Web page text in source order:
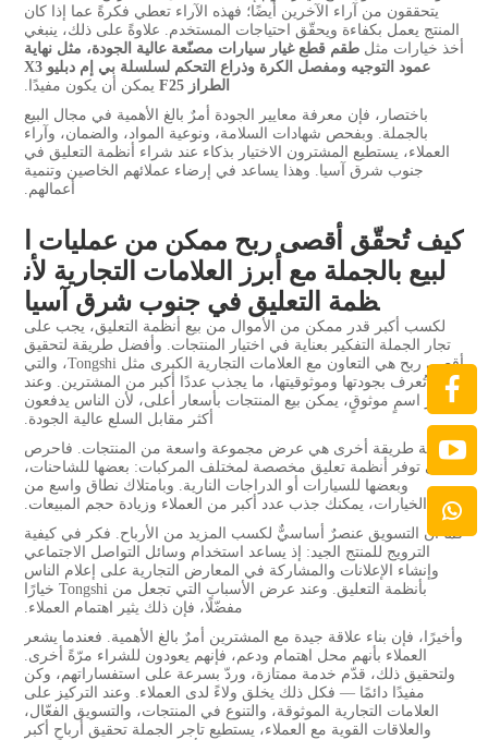
يتحققون من آراء الآخرين أيضًا؛ فهذه الآراء تعطي فكرةً عما إذا كان
المنتج يعمل بكفاءة ويحقّق احتياجات المستخدم. علاوةً على ذلك، ينبغي
أخذ خيارات مثل طقم قطع غيار سيارات مصنّعة عالية الجودة، مثل نهاية
عمود التوجيه ومفصل الكرة وذراع التحكم لسلسلة بي إم دبليو X3
الطراز F25
يمكن أن يكون مفيدًا.
باختصار، فإن معرفة معايير الجودة أمرٌ بالغ الأهمية في مجال البيع
بالجملة. وبفحص شهادات السلامة، ونوعية المواد، والضمان، وآراء
العملاء، يستطيع المشترون الاختيار بذكاء عند شراء أنظمة التعليق في
جنوب شرق آسيا. وهذا يساعد في إرضاء عملائهم الخاصين وتنمية
أعمالهم.
كيف تُحقّق أقصى ربح ممكن من عمليات ا
لبيع بالجملة مع أبرز العلامات التجارية لأن
ظمة التعليق في جنوب شرق آسيا
لكسب أكبر قدر ممكن من الأموال من بيع أنظمة التعليق، يجب على
تجار الجملة التفكير بعناية في اختيار المنتجات. وأفضل طريقة لتحقيق
أقصى ربح هي التعاون مع العلامات التجارية الكبرى مثل Tongshi، والتي
تُعرف بجودتها وموثوقيتها، ما يجذب عددًا أكبر من المشترين. وعند
اختيار اسمٍ موثوقٍ، يمكن بيع المنتجات بأسعار أعلى، لأن الناس يدفعون
أكثر مقابل السلع عالية الجودة.
وثمة طريقة أخرى هي عرض مجموعة واسعة من المنتجات. فاحرص
على توفر أنظمة تعليق مخصصة لمختلف المركبات: بعضها للشاحنات،
وبعضها للسيارات أو الدراجات النارية. وبامتلاك نطاق واسع من
الخيارات، يمكنك جذب عدد أكبر من العملاء وزيادة حجم المبيعات.
كما أن التسويق عنصرٌ أساسيٌّ لكسب المزيد من الأرباح. فكر في كيفية
الترويج للمنتج الجيد: إذ يساعد استخدام وسائل التواصل الاجتماعي
وإنشاء الإعلانات والمشاركة في المعارض التجارية على إعلام الناس
بأنظمة التعليق. وعند عرض الأسباب التي تجعل من Tongshi خيارًا
مفضّلًا، فإن ذلك يثير اهتمام العملاء.
وأخيرًا، فإن بناء علاقة جيدة مع المشترين أمرٌ بالغ الأهمية. فعندما يشعر
العملاء بأنهم محل اهتمام ودعم، فإنهم يعودون للشراء مرّةً أخرى.
ولتحقيق ذلك، قدّم خدمة ممتازة، وردّ بسرعة على استفساراتهم، وكن
مفيدًا دائمًا — فكل ذلك يخلق ولاءً لدى العملاء. وعند التركيز على
العلامات التجارية الموثوقة، والتنوع في المنتجات، والتسويق الفعّال،
والعلاقات القوية مع العملاء، يستطيع تاجر الجملة تحقيق أرباحٍ أكبر